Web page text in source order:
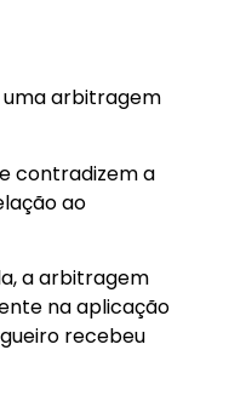
uma arbitragem
contradizem a
ao
a arbitragem
na aplicação
recebeu